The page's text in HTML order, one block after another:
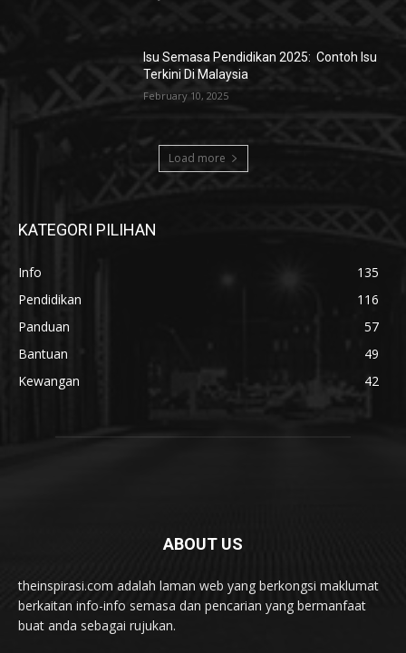
Isu Semasa Pendidikan 2025: Contoh Isu
Terkini Di Malaysia
February 10, 2025
Load more
KATEGORI PILIHAN
Info
135
Pendidikan
116
Panduan
57
Bantuan
49
Kewangan
42
ABOUT US
theinspirasi.com adalah laman web yang berkongsi maklumat
berkaitan info-info semasa dan pencarian yang bermanfaat
buat anda sebagai rujukan.